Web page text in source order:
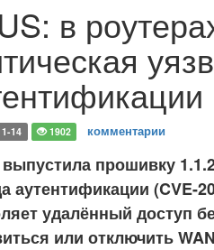
в
14 1902 комментарии
прошивку
аутентификации (CVE-
удалённый доступ
или отключить